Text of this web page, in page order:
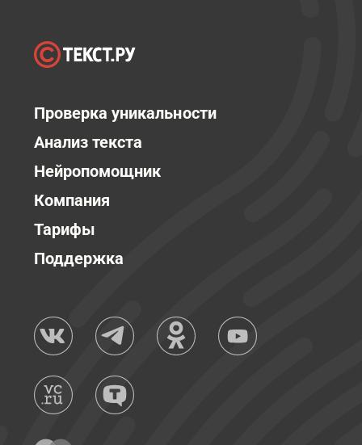
Проверка уникальности
Анализ текста
Нейропомощник
Компания
Тарифы
Поддержка